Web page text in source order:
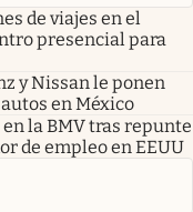
de viajes en el
presencial para
y Nissan le ponen
en México
la BMV tras repunte
de empleo en EEUU